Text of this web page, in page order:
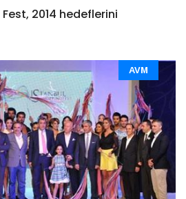
2014 hedeflerini
AVM